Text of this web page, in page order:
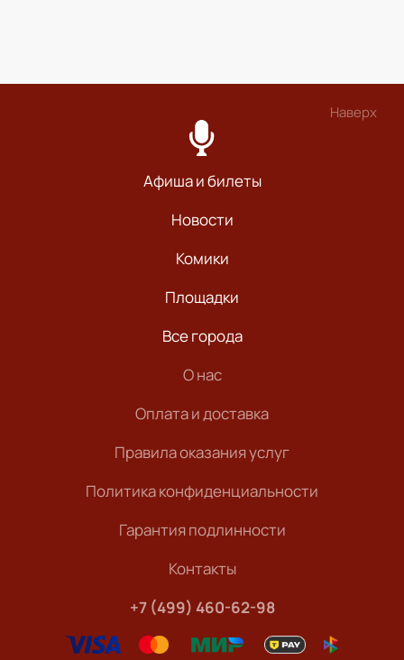
Наверх
Афиша и билеты
Новости
Комики
Площадки
Все города
О нас
Оплата и доставка
Правила оказания услуг
Политика конфиденциальности
Гарантия подлинности
Контакты
+7 (499) 460-62-98